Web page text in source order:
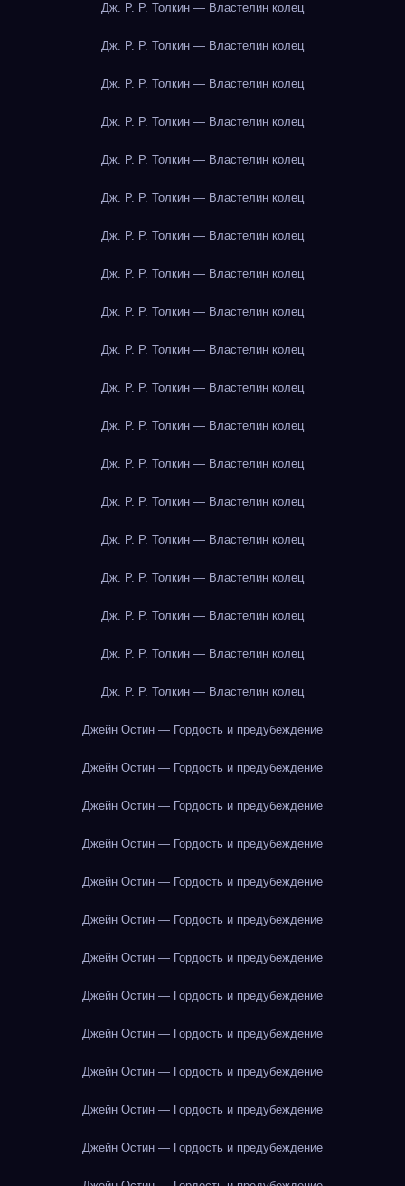
Дж. Р. Р. Толкин — Властелин колец
Дж. Р. Р. Толкин — Властелин колец
Дж. Р. Р. Толкин — Властелин колец
Дж. Р. Р. Толкин — Властелин колец
Дж. Р. Р. Толкин — Властелин колец
Дж. Р. Р. Толкин — Властелин колец
Дж. Р. Р. Толкин — Властелин колец
Дж. Р. Р. Толкин — Властелин колец
Дж. Р. Р. Толкин — Властелин колец
Дж. Р. Р. Толкин — Властелин колец
Дж. Р. Р. Толкин — Властелин колец
Дж. Р. Р. Толкин — Властелин колец
Дж. Р. Р. Толкин — Властелин колец
Дж. Р. Р. Толкин — Властелин колец
Дж. Р. Р. Толкин — Властелин колец
Дж. Р. Р. Толкин — Властелин колец
Дж. Р. Р. Толкин — Властелин колец
Дж. Р. Р. Толкин — Властелин колец
Дж. Р. Р. Толкин — Властелин колец
Джейн Остин — Гордость и предубеждение
Джейн Остин — Гордость и предубеждение
Джейн Остин — Гордость и предубеждение
Джейн Остин — Гордость и предубеждение
Джейн Остин — Гордость и предубеждение
Джейн Остин — Гордость и предубеждение
Джейн Остин — Гордость и предубеждение
Джейн Остин — Гордость и предубеждение
Джейн Остин — Гордость и предубеждение
Джейн Остин — Гордость и предубеждение
Джейн Остин — Гордость и предубеждение
Джейн Остин — Гордость и предубеждение